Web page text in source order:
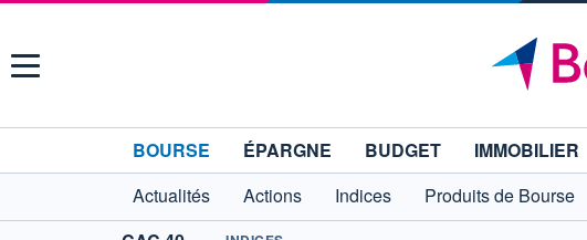
Menu
BOURSE ÉPARGNE BUDGET IMMOBILIER
Actualités
Actions Indices Produits de Bourse